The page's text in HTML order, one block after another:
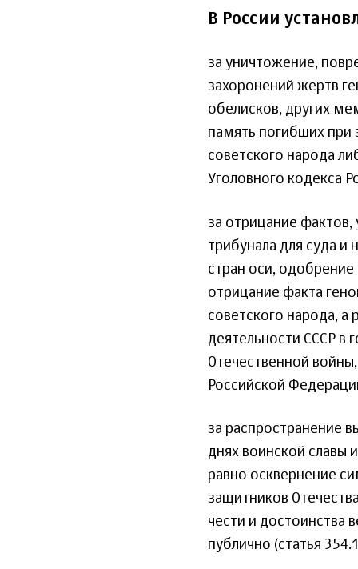
В России
за уничтожение,
захоронений жертв
обелисков, других
память погибших при
советского народа
Уголовного кодекса
за отрицание
трибунала для суда и
стран оси,
отрицание факта
советского народа,
деятельности СССР в
Отечественной
Российской
за распространение
днях воинской славы
равно осквернение
защитников
чести и достоинства
публично (статья